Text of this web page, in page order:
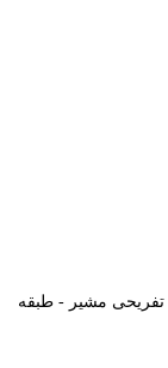
مشیر - طبقه